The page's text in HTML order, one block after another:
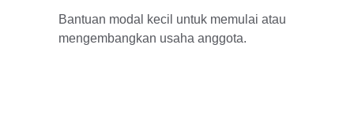
Bantuan modal kecil untuk memulai atau
mengembangkan usaha anggota.